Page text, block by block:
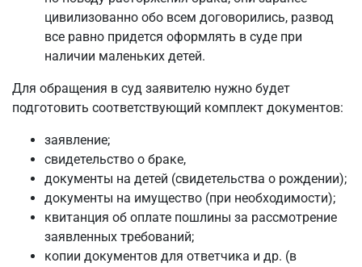
цивилизованно обо всем договорились, развод
все равно придется оформлять в суде при
наличии маленьких детей.
Для обращения в суд заявителю нужно будет
подготовить соответствующий комплект документов:
заявление;
свидетельство о браке,
документы на детей (свидетельства о рождении);
документы на имущество (при необходимости);
квитанция об оплате пошлины за рассмотрение
заявленных требований;
копии документов для ответчика и др. (в